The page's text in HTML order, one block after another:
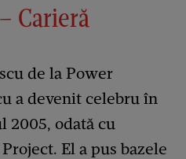
Carieră
de la Power
a devenit celebru în
2005, odată cu
El a pus bazele